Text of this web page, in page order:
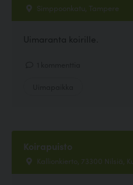
Simppoonkatu, Tampere
Uimaranta koirille.
Koirapuisto
Kallionkierto, 73300 Nilsiä,